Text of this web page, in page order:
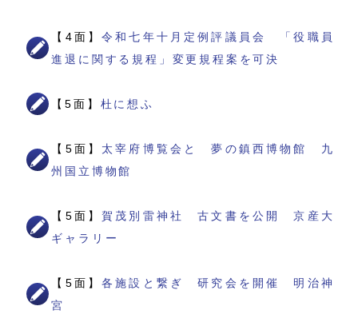
【4面】令和七年十月定例評議員会 「役職員
進退に関する規程」変更規程案を可決
【5面】 杜に想ふ
【5面】 太宰府博覧会と 夢の鎮西博物館 九
州国立博物館
【5面】賀茂別雷神社 古文書を公開 京産大
ギャラリー
【5面】各施設と繋ぎ 研究会を開催 明治神
宮